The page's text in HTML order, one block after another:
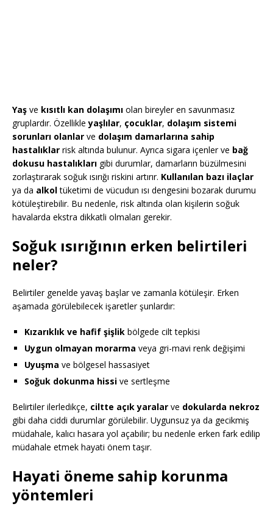
Yaş ve kısıtlı kan dolaşımı olan bireyler en savunmasız
gruplardır. Özellikleyaşlılar, çocuklar, dolaşım sistemi
sorunları olanlar ve dolaşım damarlarına sahip
hastalıklar risk altında bulunur. Ayrıca sigara içenler ve bağ
dokusu hastalıkları gibi durumlar, damarların büzülmesini
zorlaştırarak soğuk ısırığı riskini artırır. Kullanılan bazı ilaçlar
ya da alkoltüketimi de vücudun ısı dengesini bozarak durumu
kötüleştirebilir. Bu nedenle, risk altında olan kişilerin soğuk
havalarda ekstra dikkatli olmaları gerekir.
Soğuk ısırığının erken belirtileri
neler?
Belirtiler genelde yavaş başlar ve zamanla kötüleşir. Erken
aşamada görülebilecek işaretler şunlardır:
Kızarıklık ve hafif şişlik bölgede cilt tepkisi
Uygun olmayan morarma veya gri-mavi renk değişimi
Uyuşma ve bölgesel hassasiyet
Soğuk dokunma hissi ve sertleşme
Belirtiler ilerledikçe, ciltte açık yaralar ve dokularda nekroz
gibi daha ciddi durumlar görülebilir. Uygunsuz ya da gecikmiş
müdahale, kalıcı hasara yol açabilir; bu nedenle erken fark edilip
müdahale etmek hayati önem taşır.
Hayati öneme sahip korunma
yöntemleri